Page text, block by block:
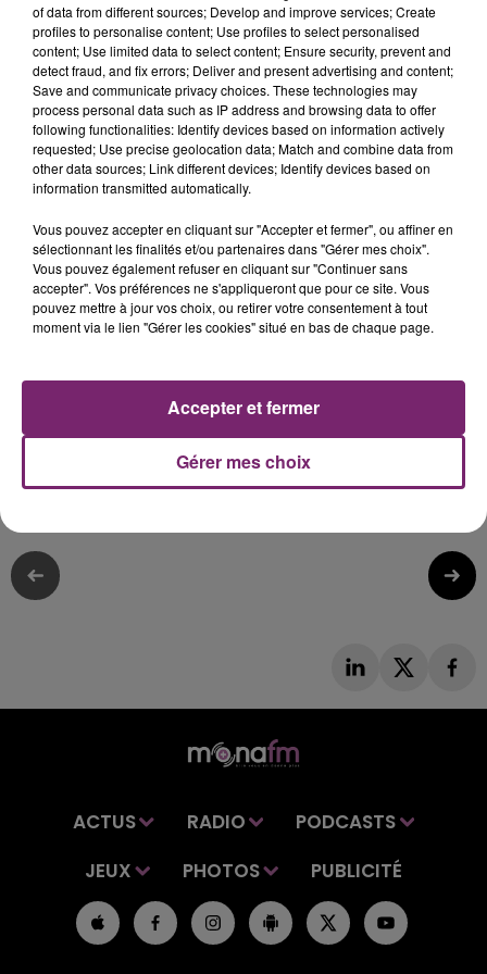
LUNDI 16 DÉCEMBRE 2024 - 09H - IL A TUÉ 5
PERSONNES SAMEDI DANS LE NORD
Dans l'actualité de ce lundi 16 décembre à 9h, sur
Mona FM
L'enquête avance, pour déterminer les motivations et
les circonstances du périple meurtrier d'un homme
Loon Plage
La police a interpellé un homme qui venait de frapper
sa compagne en plein centre de Lille
Derniers jours avant le verdict, au procès des viols de
En Football, on fait le point, à l'issue de la 15è journée
de ligue 1
Et puis Miss Nord Pas de Calais élue 1è dauphine de
Miss France, ce week end
ACTUS RADIO
PODCASTS
JEUX
PHOTOS PUBLICITÉ
of data from different sources; Develop and improve services; Create
profiles to personalise content; Use profiles to select personalised
content; Use limited data to select content; Ensure security, prevent and
detect fraud, and fix errors; Deliver and present advertising and content;
Save and communicate privacy choices. These technologies may
process personal data such as IP address and browsing data to offer
following functionalities: Identify devices based on information actively
requested; Use precise geolocation data; Match and combine data from
other data sources; Link different devices; Identify devices based on
information transmitted automatically.
Vous pouvez accepter en cliquant sur "Accepter et fermer", ou affiner en
sélectionnant les finalités et/ou partenaires dans "Gérer mes choix".
Vous pouvez également refuser en cliquant sur "Continuer sans
accepter". Vos préférences ne s'appliqueront que pour ce site. Vous
pouvez mettre à jour vos choix, ou retirer votre consentement à tout
moment via le lien "Gérer les cookies" situé en bas de chaque page.
Gérer mes choix
Accepter et fermer